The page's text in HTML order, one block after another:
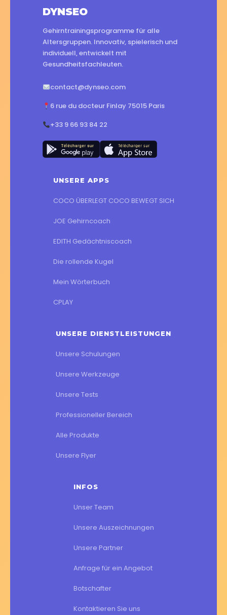
DYNSEO
Gehirntrainingsprogramme für alle
Altersgruppen. Innovativ, spielerisch und
individuell, entwickelt mit
Gesundheitsfachleuten.
contact@dynseo.com
6 rue du docteur Finlay 75015 Paris
+33 9 66 93 84 22
UNSERE APPS
COCO ÜBERLEGT COCO BEWEGT SICH
JOE Gehirncoach
EDITH Gedächtniscoach
Die rollende Kugel
Mein Wörterbuch
CPLAY
UNSERE DIENSTLEISTUNGEN
Unsere Schulungen
Unsere Werkzeuge
Unsere Tests
Professioneller Bereich
Alle Produkte
Unsere Flyer
INFOS
Unser Team
Unsere Auszeichnungen
Unsere Partner
Anfrage für ein Angebot
Botschafter
Kontaktieren Sie uns